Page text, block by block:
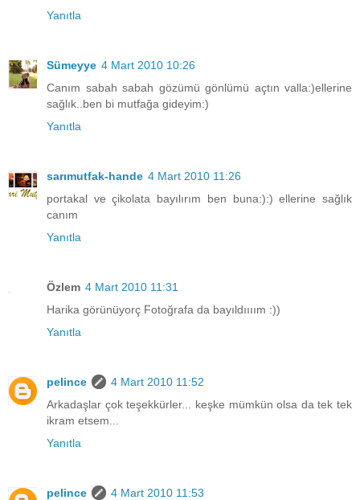
Yanıtla
Sümeyye 4 Mart 2010 10:26
Canım sabah sabah gözümü gönlümü açtın valla:)ellerine
sağlık..ben bi mutfağa gideyim:)
Yanıtla
sarımutfak-hande 4 Mart 2010 11:26
portakal ve çikolata bayılırım ben buna:):) ellerine sağlık
canım
Yanıtla
Özlem 4 Mart 2010 11:31
Harika görünüyorç Fotoğrafa da bayıldıııım :))
Yanıtla
pelince
4 Mart 2010 11:52
Arkadaşlar çok teşekkürler... keşke mümkün olsa da tek tek
ikram etsem...
Yanıtla
pelince
4 Mart 2010 11:53